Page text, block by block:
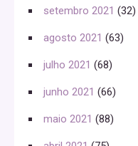
setembro 2021 (32)
agosto 2021 (63)
julho 2021 (68)
junho 2021 (66)
maio 2021 (88)